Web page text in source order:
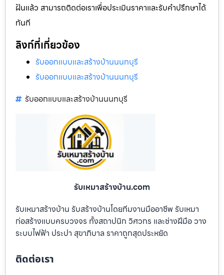
ฝันแล้ว สามารถติดต่อเราเพื่อประเมินราคาและรับคำปรึกษาได้
ทันที
ลิงก์ที่เกี่ยวข้อง
รับออกแบบและสร้างบ้านนนทบุรี
รับออกแบบและสร้างบ้านนนทบุรี
รับออกแบบและสร้างบ้านนนทบุรี
รับเหมาสร้างบ้าน.com
รับเหมาสร้างบ้าน รับสร้างบ้านโดยทีมงานมืออาชีพ รับเหมา
ก่อสร้างแบบครบวงจร ทั้งสถาปนิก วิศวกร และช่างฝีมือ วาง
ระบบไฟฟ้า ประปา สุขาภิบาล ราคาถูกสุดประหยัด
ติดต่อเรา